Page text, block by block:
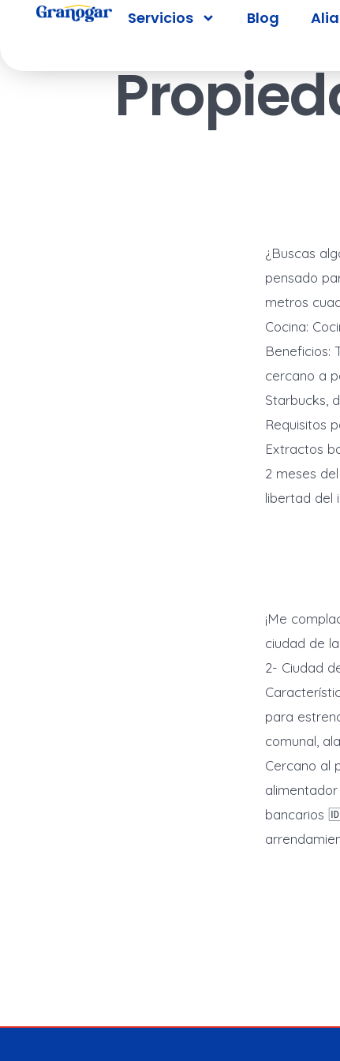
Servicios Blog
¿Buscas
pensado
metros
Cocina:
Beneficios:
cercano a
Starbucks,
Requisitos
Extractos
2 meses
libertad del
¡Me
ciudad de
2- Ciudad
para
comunal,
Cercano al
bancarios